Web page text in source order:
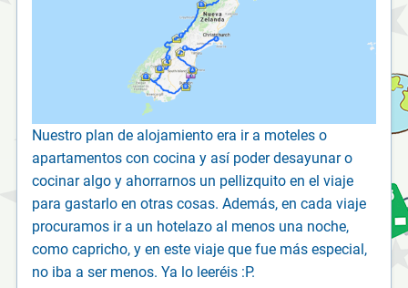
Nuestro plan de alojamiento era ir a moteles o
apartamentos con cocina y así poder desayunar o
cocinar algo y ahorrarnos un pellizquito en el viaje
para gastarlo en otras cosas. Además, en cada viaje
procuramos ir a un hotelazo al menos una noche,
como capricho, y en este viaje que fue más especial,
no iba a ser menos. Ya lo leeréis :P.